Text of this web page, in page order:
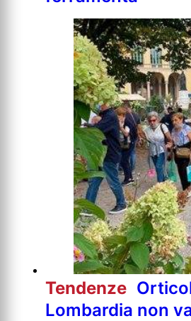
Tendenze
Lombardia non